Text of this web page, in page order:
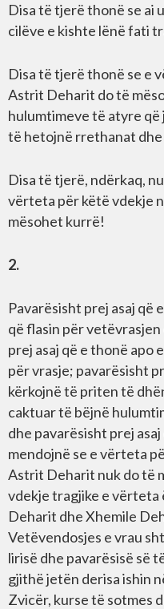
Disa të tjerë thonë se ai
cilëve e kishte lënë fati
Disa të tjerë thonë se e
Astrit Deharit do të
hulumtimeve të atyre
të hetojnë rrethanat dhe
Disa të tjerë, ndërkaq,
vërteta për këtë vdekje
mësohet kurrë!
2.
Pavarësisht prej asaj që
që flasin për
prej asaj që e thonë apo
për vrasje; pavarësisht
kërkojnë të priten të
caktuar të bëjnë
dhe pavarësisht prej
mendojnë se e vërteta
Astrit Deharit nuk do të
vdekje tragjike e vërteta
Deharit dhe Xhemile
Vetëvendosjes e vrau
lirisë dhe pavarësisë së
gjithë jetën derisa ishin
Zvicër, kurse të sotmes